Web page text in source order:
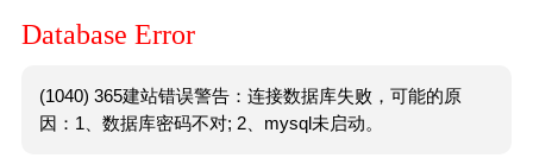
Database Error
(1040) 365建站错误警告：连接数据库失败，可能的原
因：1、数据库密码不对; 2、mysql未启动。